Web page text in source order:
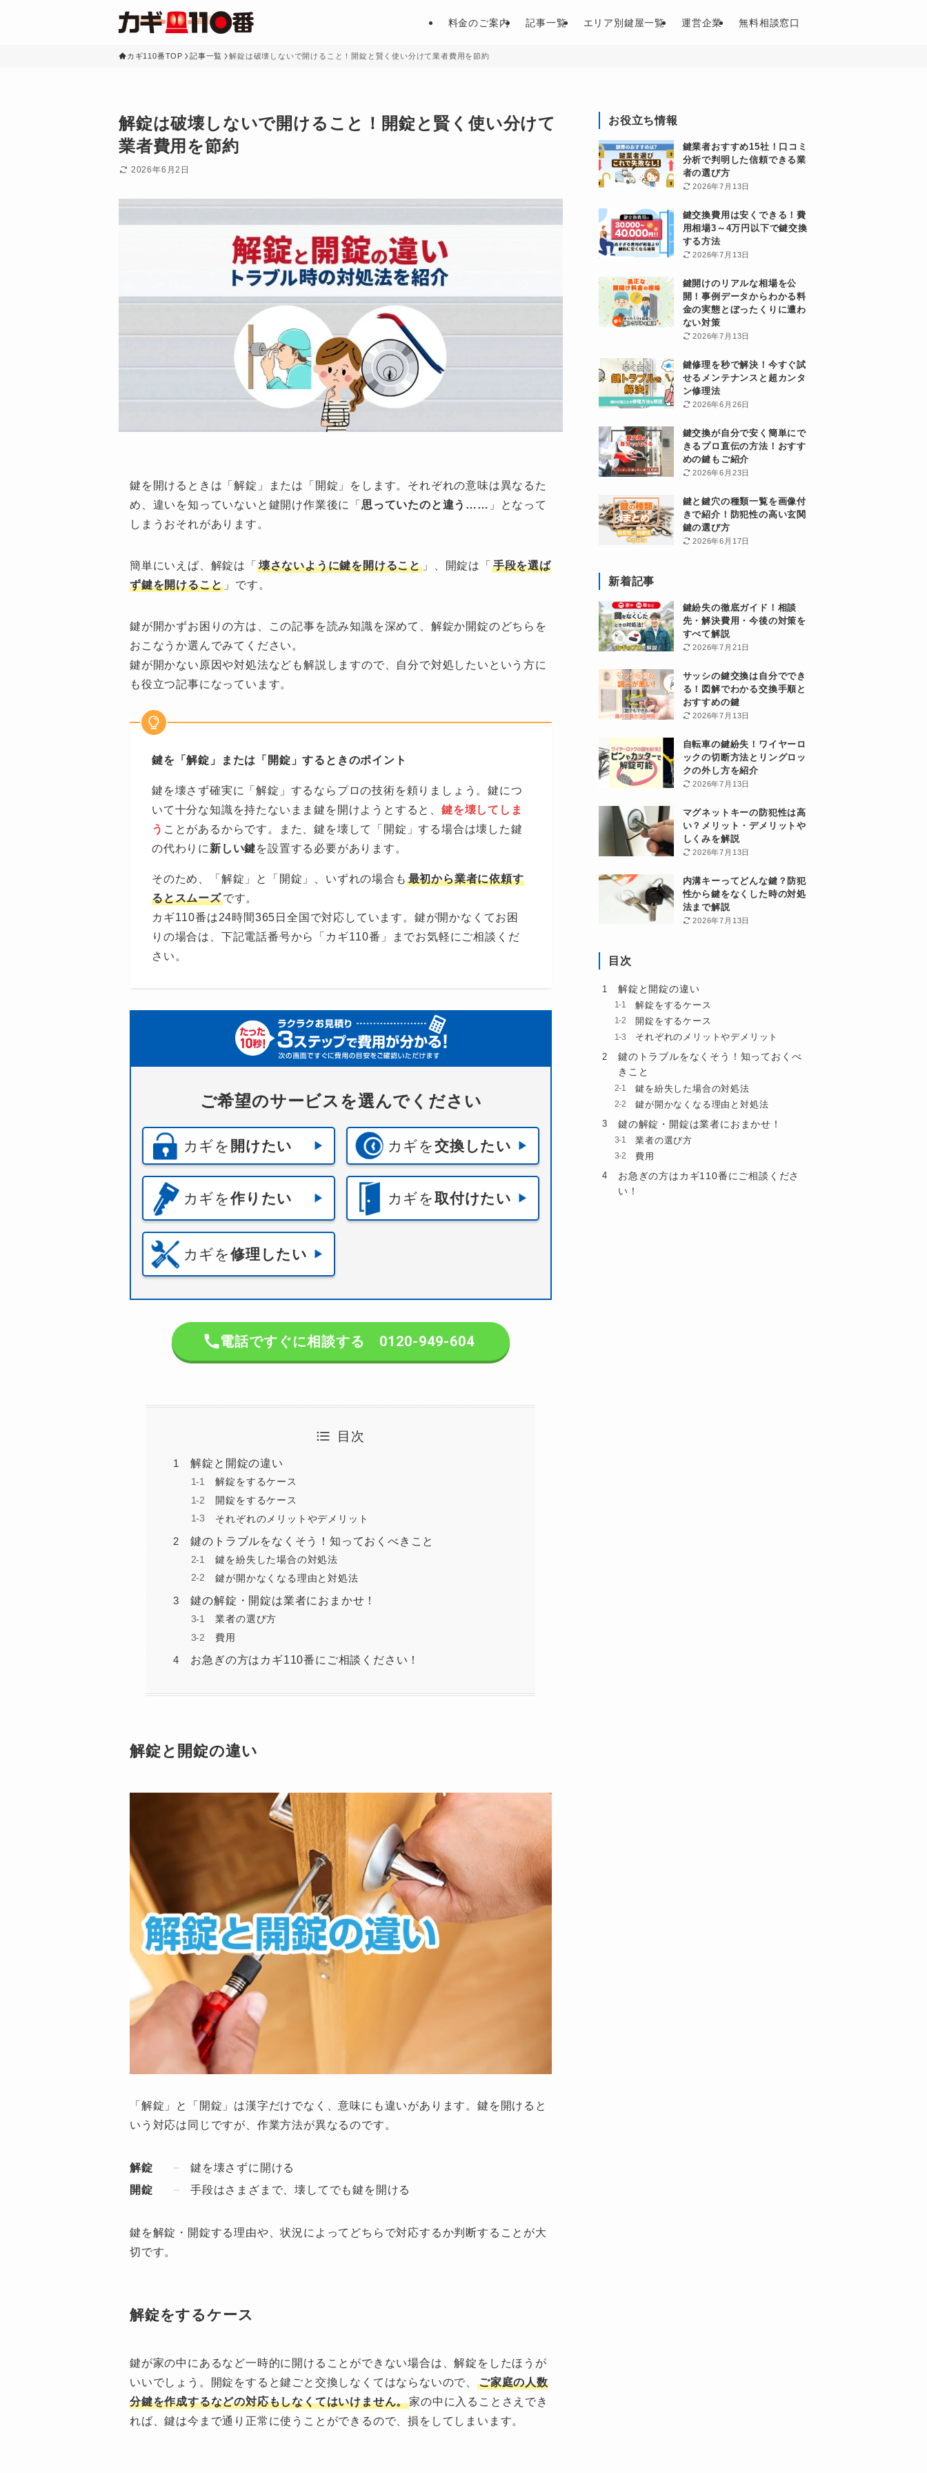
料金のご案内 記事一覧 エリア別鍵屋一覧 運営企業 無料相談窓口
カギ110番TOP 記事一覧 解錠は破壊しないで開けること！開錠と賢く使い分けて業者費用を節約
解錠は破壊しないで開けること！開錠と賢く使い分けて
業者費用を節約
2026年6月2日
鍵を開けるときは「解錠」または「開錠」をします。それぞれの意味は異なるた
め、違いを知っていないと鍵開け作業後に「思っていたのと違う…… 」となって
しまうおそれがあります。
簡単にいえば、解錠は「 壊さないように鍵を開けること 」、開錠は「 手段を選ば
ず鍵を開けること 」です。
鍵が開かずお困りの方は、この記事を読み知識を深めて、解錠か開錠のどちらを
おこなうか選んでみてください。
鍵が開かない原因や対処法なども解説しますので、自分で対処したいという方に
も役立つ記事になっています。
鍵を「解錠」または「開錠」するときのポイント
鍵を壊さず確実に「解錠」するならプロの技術を頼りましょう。鍵につ
いて十分な知識を持たないまま鍵を開けようとすると、 鍵を壊してしま
う ことがあるからです。また、鍵を壊して「開錠」する場合は壊した鍵
の代わりに 新しい鍵を設置する必要があります。
そのため、「解錠」と「開錠」、いずれの場合も 最初から業者に依頼す
るとスムーズです。
カギ110番は24時間365日全国で対応しています。鍵が開かなくてお困
りの場合は、下記電話番号から「カギ110番」までお気軽にご相談くだ
さい。
ご希望のサービスを選んでください
カギを 開けたい カギを交換したい
カギを作りたい カギを取付けたい
カギを修理したい
電話ですぐに相談する 0120-949-604
目次
解錠と開錠の違い
解錠をするケース
開錠をするケース
それぞれのメリットやデメリット
鍵のトラブルをなくそう！知っておくべきこと
鍵を紛失した場合の対処法
鍵が開かなくなる理由と対処法
鍵の解錠・開錠は業者におまかせ！
業者の選び方
費用
お急ぎの方はカギ110番にご相談ください！
解錠と開錠の違い
「解錠」と「開錠」は漢字だけでなく、意味にも違いがあります。鍵を開けると
いう対応は同じですが、作業方法が異なるのです。
解錠
鍵を壊さずに開ける
開錠
手段はさまざまで、壊してでも鍵を開ける
鍵を解錠・開錠する理由や、状況によってどちらで対応するか判断することが大
切です。
解錠をするケース
鍵が家の中にあるなど一時的に開けることができない場合は、解錠をしたほうが
いいでしょう。開錠をすると鍵ごと交換しなくてはならないので、ご家庭の人数
分鍵を作成するなどの対応もしなくてはいけません。家の中に入ることさえでき
れば、鍵は今まで通り正常に使うことができるので、損をしてしまいます。
お役立ち情報
鍵業者おすすめ15社！口コミ
分析で判明した信頼できる業
者の選び方
2026年7月13日
鍵交換費用は安くできる！費
用相場3～4万円以下で鍵交換
する方法
2026年7月13日
鍵開けのリアルな相場を公
開！事例データからわかる料
金の実態とぼったくりに遭わ
ない対策
2026年7月13日
鍵修理を秒で解決！今すぐ試
せるメンテナンスと超カンタ
ン修理法
2026年6月26日
鍵交換が自分で安く簡単にで
きるプロ直伝の方法！おすす
めの鍵もご紹介
2026年6月23日
鍵と鍵穴の種類一覧を画像付
きで紹介！防犯性の高い玄関
鍵の選び方
2026年6月17日
新着記事
鍵紛失の徹底ガイド！相談
先・解決費用・今後の対策を
すべて解説
2026年7月21日
サッシの鍵交換は自分ででき
る！図解でわかる交換手順と
おすすめの鍵
2026年7月13日
自転車の鍵紛失！ワイヤーロ
ックの切断方法とリングロッ
クの外し方を紹介
2026年7月13日
マグネットキーの防犯性は高
い？メリット・デメリットや
しくみを解説
2026年7月13日
内溝キーってどんな鍵？防犯
性から鍵をなくした時の対処
法まで解説
2026年7月13日
目次
解錠と開錠の違い
解錠をするケース
開錠をするケース
それぞれのメリットやデメリット
鍵のトラブルをなくそう！知っておくべ
きこと
鍵を紛失した場合の対処法
鍵が開かなくなる理由と対処法
鍵の解錠・開錠は業者におまかせ！
業者の選び方
費用
お急ぎの方はカギ110番にご相談くださ
い！